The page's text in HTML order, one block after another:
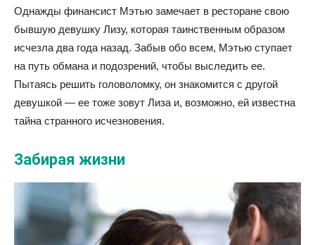
Однажды финансист Мэтью замечает в ресторане свою
бывшую девушку Лизу, которая таинственным образом
исчезла два года назад. Забыв обо всем, Мэтью ступает
на путь обмана и подозрений, чтобы выследить ее.
Пытаясь решить головоломку, он знакомится с другой
девушкой — ее тоже зовут Лиза и, возможно, ей известна
тайна странного исчезновения.
Забирая жизни